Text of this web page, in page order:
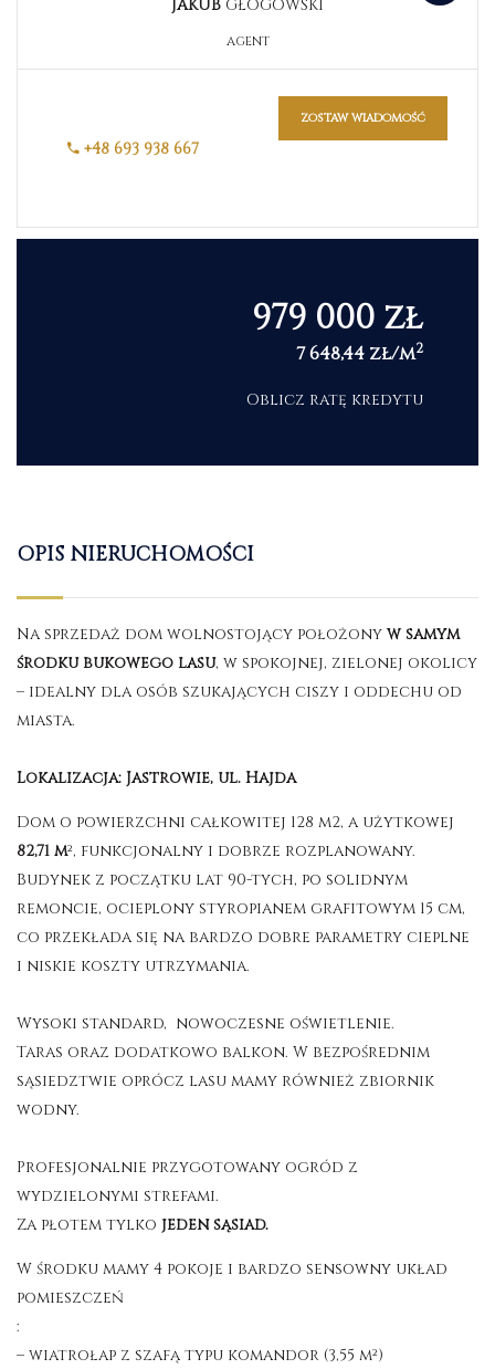
JAKUB GŁOGOWSKI
AGENT
+48 693 938 667
zostaw wiadomość
979 000 zł
7 648,44 zł/m2
Oblicz ratę kredytu
OPIS NIERUCHOMOŚCI
Na sprzedaż dom wolnostojący położony w samym
środku bukowego lasu, w spokojnej, zielonej okolicy
– idealny dla osób szukających ciszy i oddechu od
miasta.
Lokalizacja: Jastrowie, ul. Hajda
Dom o powierzchni całkowitej 128 m2, a użytkowej
82,71 m², funkcjonalny i dobrze rozplanowany.
Budynek z początku lat 90-tych, po solidnym
remoncie, ocieplony styropianem grafitowym 15 cm,
co przekłada się na bardzo dobre parametry cieplne
i niskie koszty utrzymania.
Wysoki standard, nowoczesne oświetlenie.
Taras oraz dodatkowo balkon. W bezpośrednim
sąsiedztwie oprócz lasu mamy również zbiornik
wodny.
Profesjonalnie przygotowany ogród z
wydzielonymi strefami.
Za płotem tylko jeden sąsiad.
W środku mamy 4 pokoje i bardzo sensowny układ
pomieszczeń
:
– wiatrołap z szafą typu komandor (3,55 m²)